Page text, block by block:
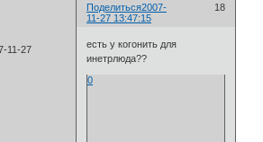
Поделиться 18
2007-
11-27 13:47:15
11-27
есть у когонить для
инетрлюда??
0